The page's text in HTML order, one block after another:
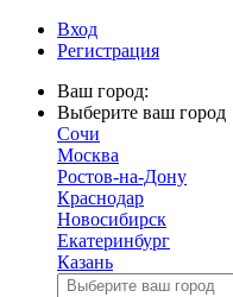
Вход
Регистрация
Ваш город:
Выберите ваш город
Сочи
Москва
Ростов-на-Дону
Краснодар
Новосибирск
Екатеринбург
Казань